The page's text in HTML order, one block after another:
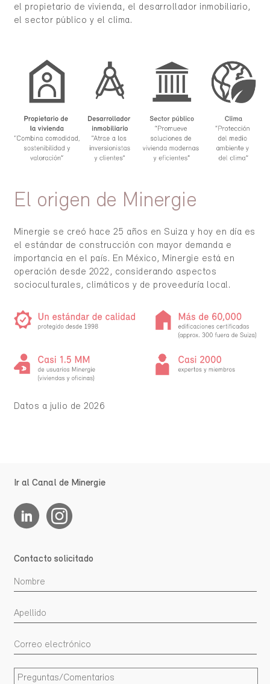
el propietario de vivienda, el desarrollador inmobiliario,
el sector público y el clima.
El origen de Minergie
Minergie se creó hace 25 años en Suiza y hoy en día es
el estándar de construcción con mayor demanda e
importancia en el país. En México, Minergie está en
operación desde 2022, considerando aspectos
socioculturales, climáticos y de proveeduría local.
Datos a julio de 2026
Ir al Canal de Minergie
Contacto solicitado